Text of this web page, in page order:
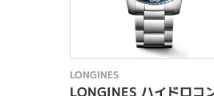
LONGINES
LONGINES ハイドロコ